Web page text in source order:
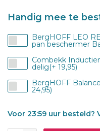
Handig mee te
BergHOFF LEO
pan beschermer
Combekk
delig(+ 19,95)
BergHOFF
24,95)
Voor 23:59 uur